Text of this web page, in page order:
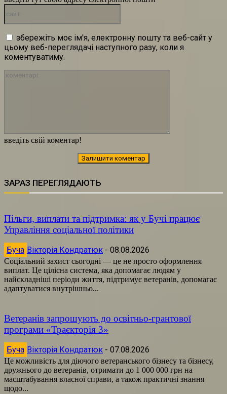
введіть свій коментар!
збережіть моє ім'я, електронну пошту та веб-сайт у
цьому веб-переглядачі наступного разу, коли я
коментуватиму.
ЗАРАЗ ПЕРЕГЛЯДАЮТЬ
Пільги, виплати та підтримка: як у Бучі працює
Управління соціальної політики
Буча Вікторія Кондратюк - 08.08.2026
Соціальний захист сьогодні — це не просто оформлення
виплат. Це цілісна система, яка допомагає людям у
найскладніші періоди життя, підтримує ветеранів, допомагає
адаптуватися внутрішньо...
Ветеранів запрошують до освітньо-грантової
програми «Траєкторія 3»
Буча Вікторія Кондратюк - 07.08.2026
Це можливість для діючого ветеранського бізнесу та бізнесу,
дружнього до ветеранів, отримати до 1 000 000 грн на
масштабування власної справи, а також практичні знання
щодо...